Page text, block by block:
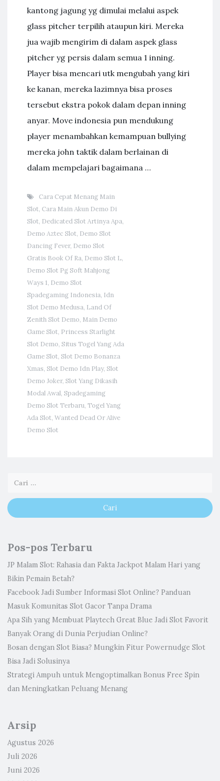
kantong jagung yg dimulai melalui aspek
glass pitcher terpilih ataupun kiri. Mereka
jua wajib mengirim di dalam aspek glass
pitcher yg persis dalam semua 1 inning.
Player bisa mencari utk mengubah yang kiri
ke kanan, mereka lazimnya bisa proses
tersebut ekstra pokok dalam depan inning
anyar. Move indonesia pun mendukung
player menambahkan kemampuan bullying
mereka john taktik dalam berlainan di
dalam mempelajari bagaimana …
Cara Cepat Menang Main
Slot, Cara Main Akun Demo Di
Slot, Dedicated Slot Artinya Apa,
Demo Aztec Slot, Demo Slot
Dancing Fever, Demo Slot
Gratis Book Of Ra, Demo Slot L,
Demo Slot Pg Soft Mahjong
Ways 1, Demo Slot
Spadegaming Indonesia, Idn
Slot Demo Medusa, Land Of
Zenith Slot Demo, Main Demo
Game Slot, Princess Starlight
Slot Demo, Situs Togel Yang Ada
Game Slot, Slot Demo Bonanza
Xmas, Slot Demo Idn Play, Slot
Demo Joker, Slot Yang Dikasih
Modal Awal, Spadegaming
Demo Slot Terbaru, Togel Yang
Ada Slot, Wanted Dead Or Alive
Demo Slot
Pos-pos Terbaru
JP Malam Slot: Rahasia dan Fakta Jackpot Malam Hari yang
Bikin Pemain Betah?
Facebook Jadi Sumber Informasi Slot Online? Panduan
Masuk Komunitas Slot Gacor Tanpa Drama
Apa Sih yang Membuat Playtech Great Blue Jadi Slot Favorit
Banyak Orang di Dunia Perjudian Online?
Bosan dengan Slot Biasa? Mungkin Fitur Powernudge Slot
Bisa Jadi Solusinya
Strategi Ampuh untuk Mengoptimalkan Bonus Free Spin
dan Meningkatkan Peluang Menang
Arsip
Agustus 2026
Juli 2026
Juni 2026